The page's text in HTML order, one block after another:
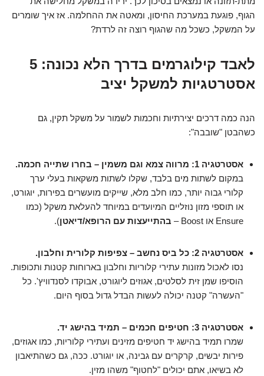
הגוף, פוגעת במערכת החיסון, ומאטה את ההחלמה. אז איך שומרים
על המשקל, כשכל מה שהגוף רוצה זה לרדת?
לאבד קילוגרמים בדרך הלא נכונה: 5
אסטרטגיות למשקל יציב
הנה כמה דרכים יצירתיות וחכמות לשמור על משקל תקין, גם
כשהבטן "שובבה":
אסטרטגיה 1: מרווה צמא וגם משמין – בחרו שתייה חכמה.
במקום לשתות מים בלבד, שקלו לשתות משקאות בעלי ערך
קלורי גבוה יותר, כמו חלב מלא, שייקים מועשרים בפירות, יוגורט,
או תוספי מזון נוזליים המיועדים במיוחד להעלאת משקל (כמו
Ensure או Boost –
בהתייעצות עם הרופא/דיאטן).
אסטרטגיה 2: כל ביס נחשב – צפיפות קלורית וחלבון.
נסו לאכול מזונות עתירי קלוריות וחלבון בארוחות קטנות ותכופות.
הוסיפו שמן זית לסלטים, אגוזים ליוגורט, אבוקדו לסנדוויץ'. כל
"העשרה" קטנה יכולה לעשות הבדל גדול בסוף היום.
אסטרטגיה 3: חטיפים חכמים – תמיד בהישג יד.
שמרו תמיד בהישג יד חטיפים מזינים ועתירי קלוריות, כמו אגוזים,
פירות יבשים, קרקרים עם גבינה, או יוגורט. ככה, גם כשהתיאבון
לא בשיאו, אתם יכולים "לחטוף" משהו מזין.